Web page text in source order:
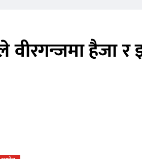
वीरगन्जमा हैजा र